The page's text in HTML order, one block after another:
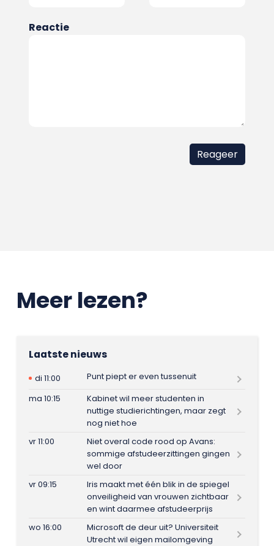
Reactie
Meer lezen?
Laatste nieuws
di 11:00
Punt piept er even tussenuit
ma 10:15
Kabinet wil meer studenten in
nuttige studierichtingen, maar zegt
nog niet hoe
vr 11:00
Niet overal code rood op Avans:
sommige afstudeerzittingen gingen
wel door
vr 09:15
Iris maakt met één blik in de spiegel
onveiligheid van vrouwen zichtbaar
en wint daarmee afstudeerprijs
wo 16:00
Microsoft de deur uit? Universiteit
Utrecht wil eigen mailomgeving